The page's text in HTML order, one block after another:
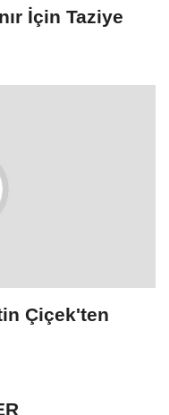
İçin Taziye
Çiçek'ten